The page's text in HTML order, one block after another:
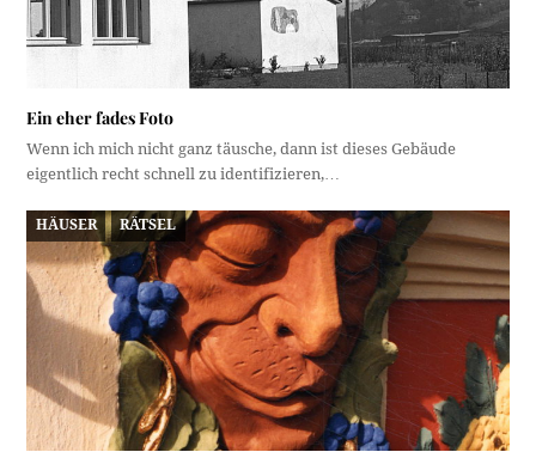
Ein eher fades Foto
Wenn ich mich nicht ganz täusche, dann ist dieses Gebäude
eigentlich recht schnell zu identifizieren,…
HÄUSER RÄTSEL